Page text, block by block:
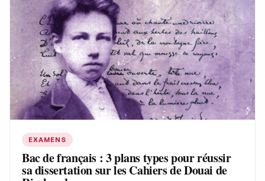
EXAMENS
Bac de français : 3 plans types pour réussir
sa dissertation sur les Cahiers de Douai de